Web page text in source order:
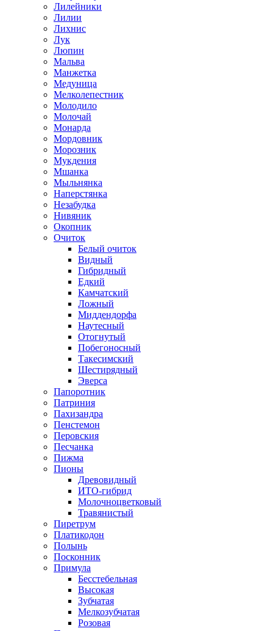
Лилейники
Лилии
Лихнис
Лук
Люпин
Мальва
Манжетка
Медуница
Мелколепестник
Молодило
Молочай
Монарда
Мордовник
Морозник
Мукдения
Мшанка
Мыльнянка
Наперстянка
Незабудка
Нивяник
Окопник
Очиток
Белый очиток
Видный
Гибридный
Едкий
Камчатский
Ложный
Миддендорфа
Наутесный
Отогнутый
Побегоносный
Такесимский
Шестирядный
Эверса
Папоротник
Патриния
Пахизандра
Пенстемон
Перовския
Песчанка
Пижма
Пионы
Древовидный
ИТО-гибрид
Молочноцветковый
Травянистый
Пиретрум
Платикодон
Полынь
Посконник
Примула
Бесстебельная
Высокая
Зубчатая
Мелкозубчатая
Розовая